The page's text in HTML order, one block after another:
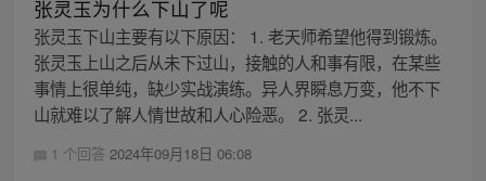
张灵玉为什么下山了呢
张灵玉下山主要有以下原因： 1. 老天师希望他得到锻炼。
张灵玉上山之后从未下过山，接触的人和事有限，在某些
事情上很单纯，缺少实战演练。异人界瞬息万变，他不下
山就难以了解人情世故和人心险恶。 2. 张灵...
1 个回答 2024年09月18日 06:08